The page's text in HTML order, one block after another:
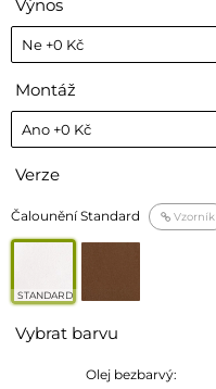
Výnos
Montáž
Verze
Čalounění Standard Vzorník
STANDARD
Vybrat barvu
Olej bezbarvý: